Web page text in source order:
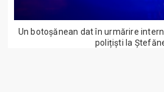
Un botoșănean dat în urmărire
polițiști la